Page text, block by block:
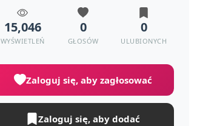
15,046
WYŚWIETLEŃ
0
GŁOSÓW
0
ULUBIONYCH
Zaloguj się, aby zagłosować
Zaloguj się, aby dodać